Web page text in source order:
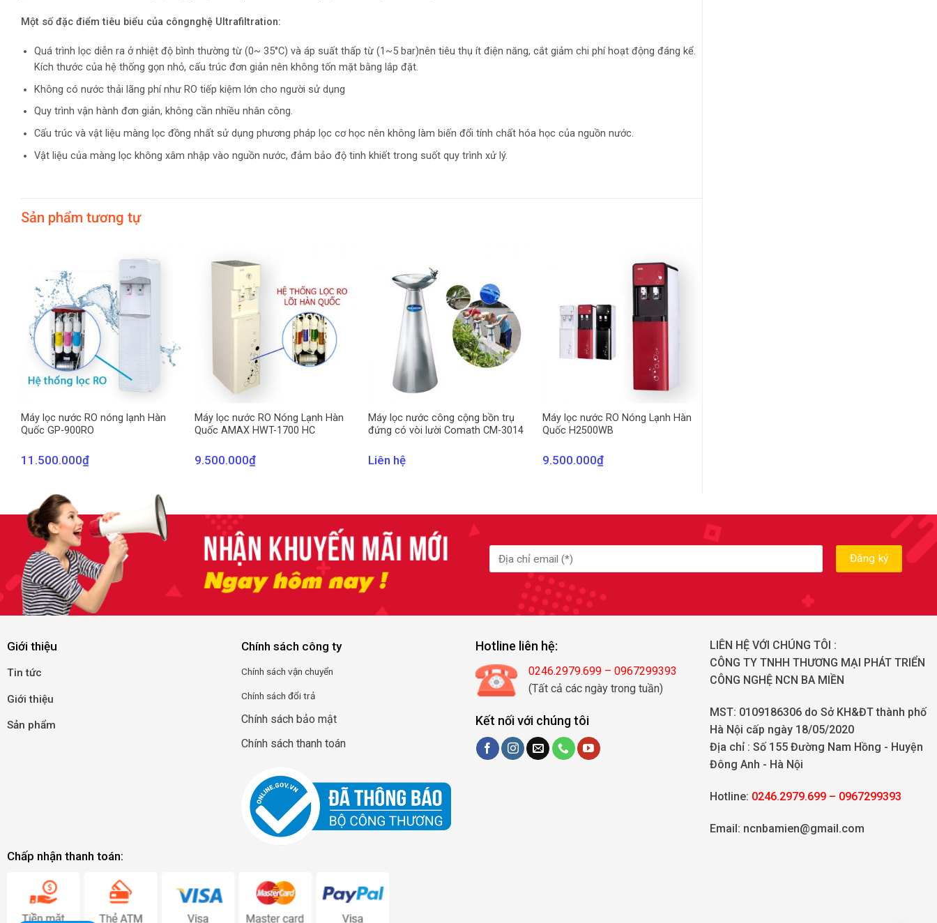
Một số đặc điểm tiêu biểu của côngnghệ Ultrafiltration:
Quá trình lọc diễn ra ở nhiệt độ bình thường từ (0~ 35°C) và áp suất thấp từ (1~5 bar)nên tiêu thụ ít điện năng, cắt giảm chi phí hoạt động đáng kể.
Kích thước của hệ thống gọn nhỏ, cấu trúc đơn giản nên không tốn mặt bằng lắp đặt.
Không có nước thải lãng phí như RO tiếp kiệm lớn cho người sử dụng
Quy trình vận hành đơn giản, không cần nhiều nhân công.
Cấu trúc và vật liệu màng lọc đồng nhất sử dụng phương pháp lọc cơ học nên không làm biến đổi tính chất hóa học của nguồn nước.
Vật liệu của màng lọc không xâm nhập vào nguồn nước, đảm bảo độ tinh khiết trong suốt quy trình xử lý.
Sản phẩm tương tự
Máy lọc nước RO nóng lạnh Hàn
Quốc GP-900RO
11.500.000₫
Máy lọc nước RO Nóng Lạnh Hàn
Quốc AMAX HWT-1700 HC
9.500.000₫
Máy lọc nước công cộng bồn trụ
đứng có vòi lười Comath CM-3014
Liên hệ
Máy lọc nước RO Nóng Lạnh Hàn
Quốc H2500WB
9.500.000₫
Giới thiệu
Tin tức
Giới thiệu
Sản phẩm
Chính sách công ty
Chính sách vận chuyển
Chính sách đổi trả
Chính sách bảo mật
Chính sách thanh toán
Chấp nhận thanh toán:
Hotline liên hệ:
0246.2979.699 – 0967299393
(Tất cả các ngày trong tuần)
Kết nối với chúng tôi
LIÊN HỆ VỚI CHÚNG TÔI :
CÔNG TY TNHH THƯƠNG MẠI PHÁT TRIỂN
CÔNG NGHỆ NCN BA MIỀN
MST: 0109186306 do Sở KH&ĐT thành phố
Hà Nội cấp ngày 18/05/2020
Địa chỉ : Số 155 Đường Nam Hồng - Huyện
Đông Anh - Hà Nội
Hotline: 0246.2979.699 – 0967299393
Email: ncnbamien@gmail.com